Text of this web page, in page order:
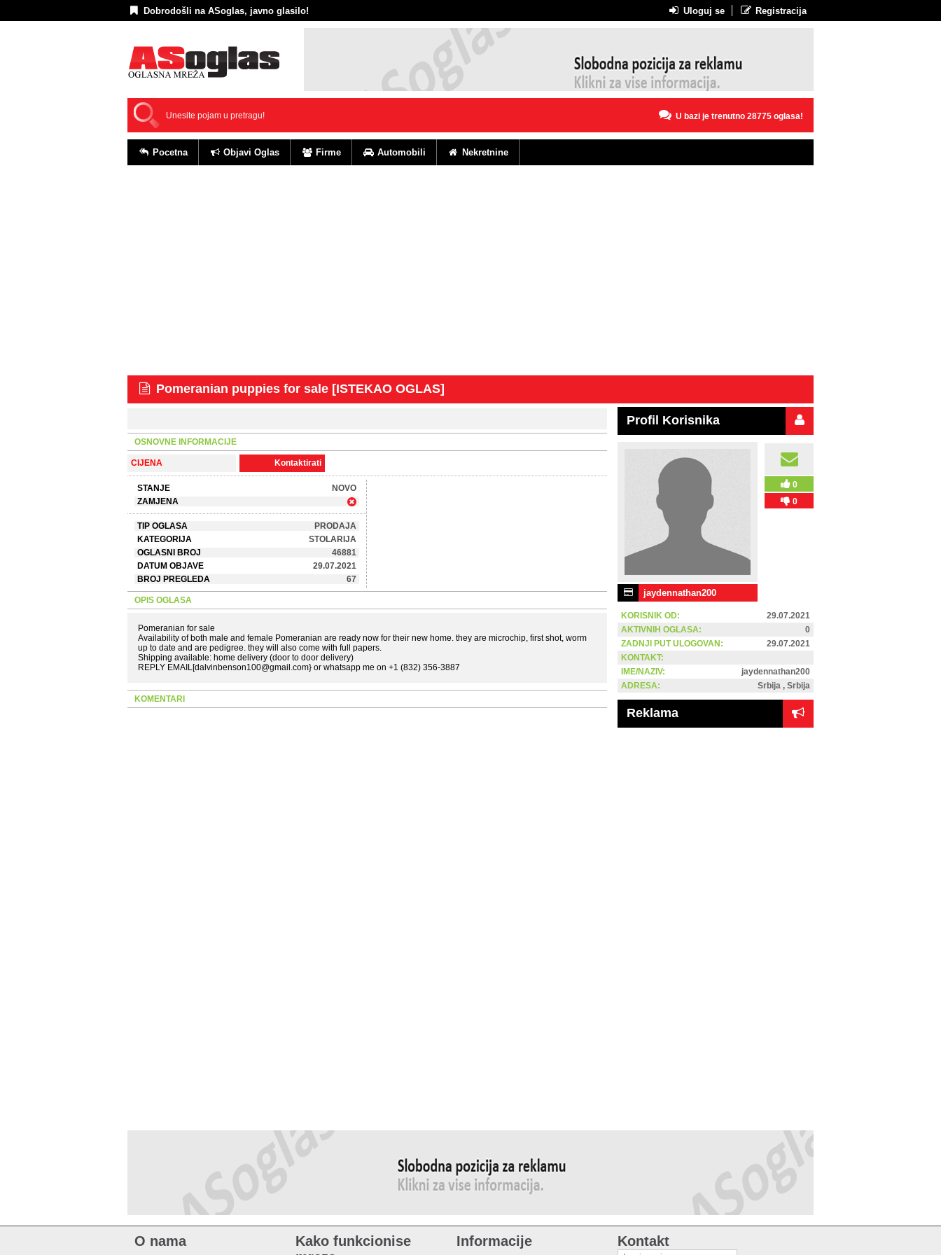
Dobrodošli na ASoglas, javno glasilo! Uloguj se Registracija
U bazi je trenutno 28775 oglasa!
Pocetna Objavi Oglas Firme Automobili Nekretnine
Pomeranian puppies for sale [ISTEKAO OGLAS]
OSNOVNE INFORMACIJE
CIJENA Kontaktirati
STANJE
NOVO
ZAMJENA
TIP OGLASA
PRODAJA
KATEGORIJA
STOLARIJA
OGLASNI BROJ
46881
DATUM OBJAVE
29.07.2021
BROJ PREGLEDA
67
OPIS OGLASA
Pomeranian for sale
Availability of both male and female Pomeranian are ready now for their new home. they are microchip, first shot, worm
up to date and are pedigree. they will also come with full papers.
Shipping available: home delivery (door to door delivery)
REPLY EMAIL[dalvinbenson100@gmail.com} or whatsapp me on +1 (832) 356-3887
KOMENTARI
Profil Korisnika
jaydennathan200
0
0
KORISNIK OD:
29.07.2021
AKTIVNIH OGLASA:
0
ZADNJI PUT ULOGOVAN:
29.07.2021
KONTAKT:
IME/NAZIV:
jaydennathan200
ADRESA:
Srbija , Srbija
Reklama
O nama
Kako funkcionise
Informacije Kontakt